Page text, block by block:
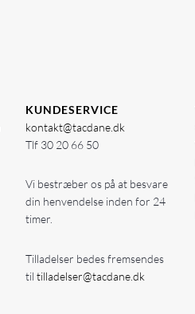
KUNDESERVICE
kontakt@tacdane.dk
Tlf 30 20 66 50
Vi bestræber os på at besvare
din henvendelse inden for 24
timer.
Tilladelser bedes fremsendes
til tilladelser@tacdane.dk